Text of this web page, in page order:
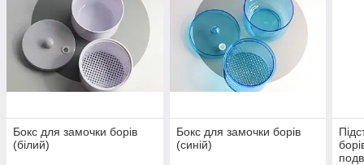
Бокс для замочки борів
(білий)
Бокс для замочки борів
(синій)